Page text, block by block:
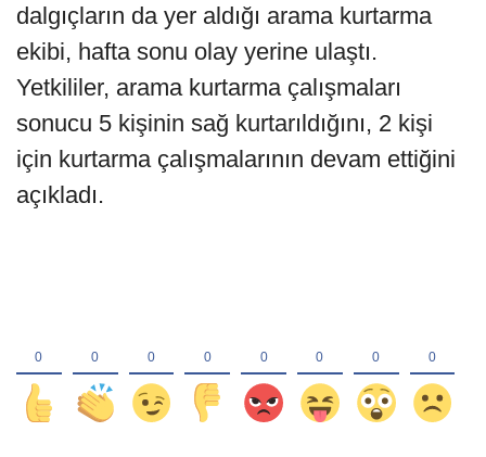
dalgıçların da yer aldığı arama kurtarma
ekibi, hafta sonu olay yerine ulaştı.
Yetkililer, arama kurtarma çalışmaları
sonucu 5 kişinin sağ kurtarıldığını, 2 kişi
için kurtarma çalışmalarının devam ettiğini
açıkladı.